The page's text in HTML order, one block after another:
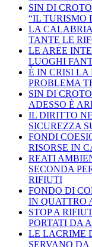
SIN DI
“IL TURISMO
LA
TANTE LE
LE AREE
LUOGHI
È IN CRISI
PROBLEMA
SIN DI
ADESSO È
IL DIRITTO
SICUREZZA
FONDI
RISORSE IN
REATI
SECONDA
RIFIUTI
FONDO DI
IN QUATTRO
STOP A
PORTATI DA
LE LACRIME
SERVANO